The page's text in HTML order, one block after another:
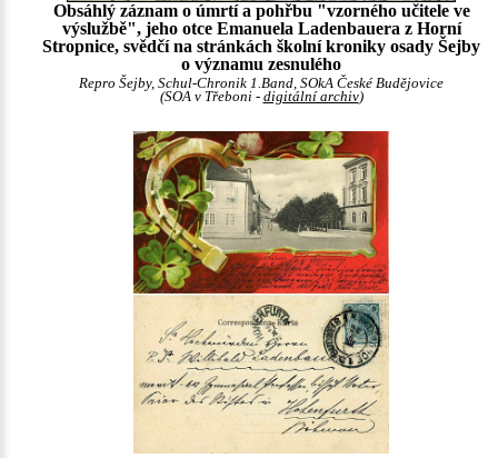
Obsáhlý záznam o úmrtí a pohřbu "vzorného učitele ve
výslužbě", jeho otce Emanuela Ladenbauera z Horní
Stropnice, svědčí na stránkách školní kroniky osady Šejby
o významu zesnulého
Repro Šejby, Schul-Chronik 1.Band, SOkA České Budějovice
(SOA v Třeboni - digitální archiv)